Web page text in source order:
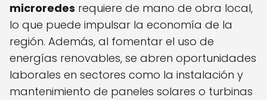
microredes requiere de mano de obra local,
lo que puede impulsar la economía de la
región. Además, al fomentar el uso de
energías renovables, se abren oportunidades
laborales en sectores como la instalación y
mantenimiento de paneles solares o turbinas